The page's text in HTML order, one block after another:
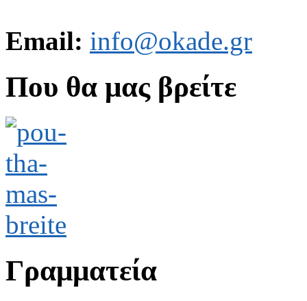
Email: info@okade.gr
Που θα μας βρείτε
Γραμματεία